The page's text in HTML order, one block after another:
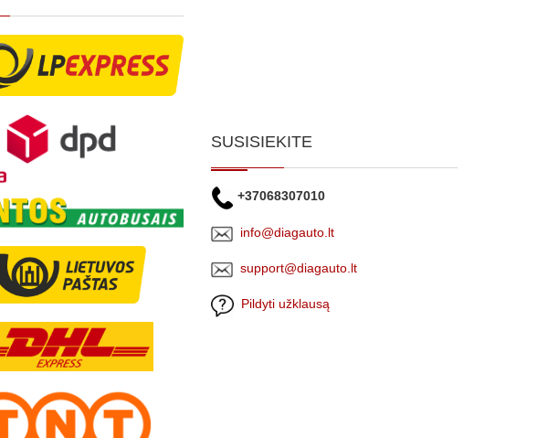
SUSISIEKITE
+37068307010
info@diagauto.lt
support@diagauto.lt
Pildyti užklausą